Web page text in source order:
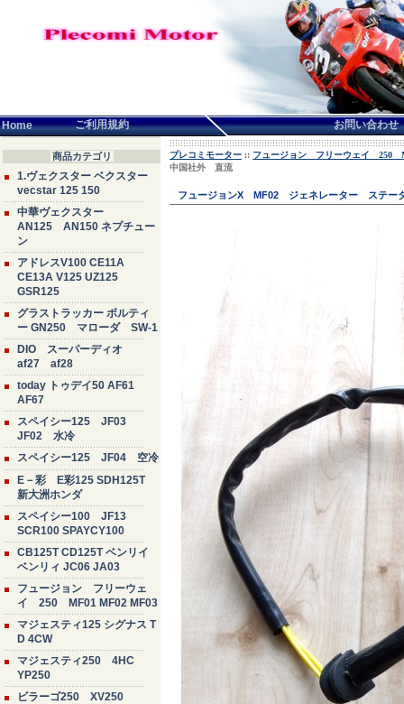
Home ご利用規約 お問い合わせ
商品カテゴリ
1.ヴェクスター ベクスター
vecstar 125 150
中華ヴェクスター
AN125 AN150 ネプチュー
ン
アドレスV100 CE11A
CE13A V125 UZ125
GSR125
グラストラッカー ボルティ
ー GN250 マローダ SW-1
DIO スーパーディオ
af27 af28
today トゥデイ50 AF61
AF67
スペイシー125 JF03
JF02 水冷
スペイシー125 JF04 空冷
E－彩 E彩125 SDH125T
新大洲ホンダ
スペイシー100 JF13
SCR100 SPAYCY100
CB125T CD125T ベンリイ
ベンリィ JC06 JA03
フュージョン フリーウェ
イ 250 MF01 MF02 MF03
マジェスティ125 シグナス T
D 4CW
マジェスティ250 4HC
YP250
ビラーゴ250 XV250
プレコミモーター :: フュージョン フリーウェイ 250
中国社外 直流
フュージョンX MF02 ジェネレーター ステ